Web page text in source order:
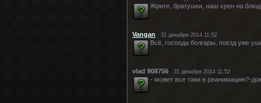
Жрите, братушки, наш хрен на
Vangan 31 декабря 2014 11:52
Всё, господа болгары, поезд уже
vlad 908756 31 декабря 2014 11:52
- может все таки в реанимацию?-